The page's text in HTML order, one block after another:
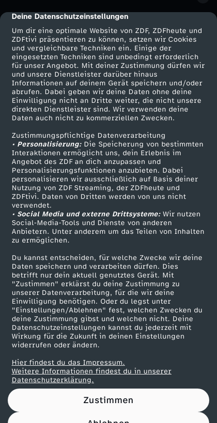
cmp-dialog-description
Deine Datenschutzeinstellungen
Um dir eine optimale Website von ZDF, ZDFheute und
ZDFtivi präsentieren zu können, setzen wir Cookies
und vergleichbare Techniken ein. Einige der
eingesetzten Techniken sind unbedingt erforderlich
für unser Angebot. Mit deiner Zustimmung dürfen wir
und unsere Dienstleister darüber hinaus
Informationen auf deinem Gerät speichern und/oder
abrufen. Dabei geben wir deine Daten ohne deine
Einwilligung nicht an Dritte weiter, die nicht unsere
direkten Dienstleister sind. Wir verwenden deine
Daten auch nicht zu kommerziellen Zwecken.
Zustimmungspflichtige Datenverarbeitung
• Personalisierung:Die Speicherung von bestimmten
Interaktionen ermöglicht uns, dein Erlebnis im
Angebot des ZDF an dich anzupassen und
Personalisierungsfunktionen anzubieten. Dabei
personalisieren wir ausschließlich auf Basis deiner
Nutzung von ZDF Streaming, der ZDFheute und
ZDFtivi. Daten von Dritten werden von uns nicht
verwendet.
• Social Media und externe Drittsysteme:Wir nutzen
Social-Media-Tools und Dienste von anderen
Anbietern. Unter anderem um das Teilen von Inhalten
zu ermöglichen.
Du kannst entscheiden, für welche Zwecke wir deine
Daten speichern und verarbeiten dürfen. Dies
betrifft nur dein aktuell genutztes Gerät. Mit
"Zustimmen" erklärst du deine Zustimmung zu
unserer Datenverarbeitung, für die wir deine
Einwilligung benötigen. Oder du legst unter
"Einstellungen/Ablehnen" fest, welchen Zwecken du
deine Zustimmung gibst und welchen nicht. Deine
Datenschutzeinstellungen kannst du jederzeit mit
Wirkung für die Zukunft in deinen Einstellungen
widerrufen oder ändern.
Hier findest du das Impressum.
Weitere Informationen findest du in unserer
Datenschutzerklärung.
Zustimmen
d
u
n
g
v
o
m
1
9
.
1
2
.
2
0
2
5
Mehr ZDF
ZDF-Apps
Smart TV
ZDFtext
Livestreams
Sendungen A-Z
TV-Programm
Service
ZDFmitreden
Kontakt zum ZDF
Tickets
Zuschauerservice
Hilfe
ZDF Unternehmen
Karriere
ZDF goes Schule
Werbefernsehen
Mainzelmännchen
Partner